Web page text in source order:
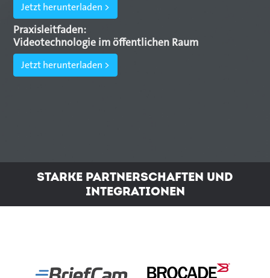
Jetzt herunterladen >
Praxisleitfaden:
Videotechnologie im öffentlichen Raum
Jetzt herunterladen >
Starke Partnerschaften und
Integrationen